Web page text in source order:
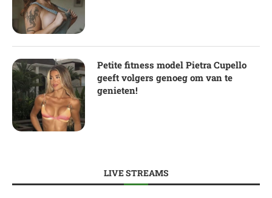
Petite fitness model Pietra Cupello
geeft volgers genoeg om van te
genieten!
LIVE STREAMS